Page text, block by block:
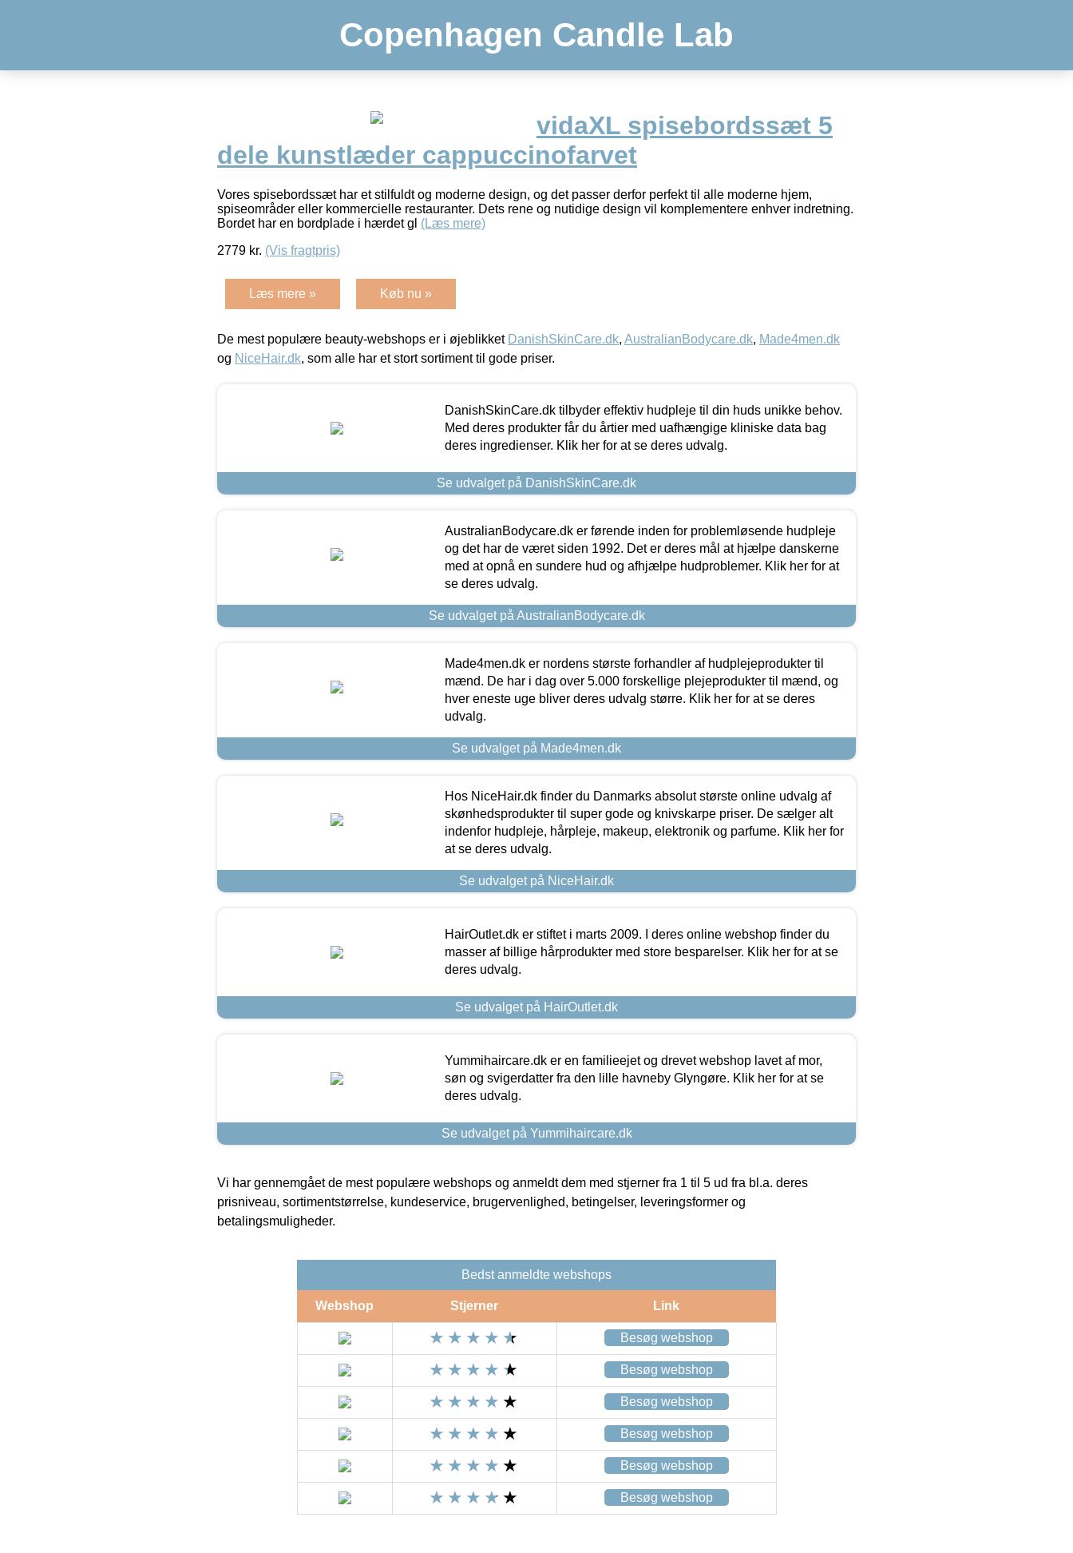
Copenhagen Candle Lab
vidaXL spisebordssæt 5
dele kunstlæder cappuccinofarvet
Vores spisebordssæt har et stilfuldt og moderne design, og det passer derfor perfekt til alle moderne hjem,
spiseområder eller kommercielle restauranter. Dets rene og nutidige design vil komplementere enhver indretning.
Bordet har en bordplade i hærdet gl (Læs mere)
2779 kr. (Vis fragtpris)
Læs mere » Køb nu »
De mest populære beauty-webshops er i øjeblikket DanishSkinCare.dk, AustralianBodycare.dk, Made4men.dk
og NiceHair.dk, som alle har et stort sortiment til gode priser.
DanishSkinCare.dk tilbyder effektiv hudpleje til din huds unikke behov.
Med deres produkter får du årtier med uafhængige kliniske data bag
deres ingredienser. Klik her for at se deres udvalg.
Se udvalget på DanishSkinCare.dk
AustralianBodycare.dk er førende inden for problemløsende hudpleje
og det har de været siden 1992. Det er deres mål at hjælpe danskerne
med at opnå en sundere hud og afhjælpe hudproblemer. Klik her for at
se deres udvalg.
Se udvalget på AustralianBodycare.dk
Made4men.dk er nordens største forhandler af hudplejeprodukter til
mænd. De har i dag over 5.000 forskellige plejeprodukter til mænd, og
hver eneste uge bliver deres udvalg større. Klik her for at se deres
udvalg.
Se udvalget på Made4men.dk
Hos NiceHair.dk finder du Danmarks absolut største online udvalg af
skønhedsprodukter til super gode og knivskarpe priser. De sælger alt
indenfor hudpleje, hårpleje, makeup, elektronik og parfume. Klik her for
at se deres udvalg.
Se udvalget på NiceHair.dk
HairOutlet.dk er stiftet i marts 2009. I deres online webshop finder du
masser af billige hårprodukter med store besparelser. Klik her for at se
deres udvalg.
Se udvalget på HairOutlet.dk
Yummihaircare.dk er en familieejet og drevet webshop lavet af mor,
søn og svigerdatter fra den lille havneby Glyngøre. Klik her for at se
deres udvalg.
Se udvalget på Yummihaircare.dk
Vi har gennemgået de mest populære webshops og anmeldt dem med stjerner fra 1 til 5 ud fra bl.a. deres
prisniveau, sortimentstørrelse, kundeservice, brugervenlighed, betingelser, leveringsformer og
betalingsmuligheder.
Bedst anmeldte webshops
Webshop Stjerner Link
Besøg webshop
Besøg webshop
Besøg webshop
Besøg webshop
Besøg webshop
Besøg webshop